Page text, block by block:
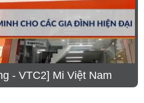
ứng dụng
xả nước bẩn
- VTC2] Mi Việt Nam